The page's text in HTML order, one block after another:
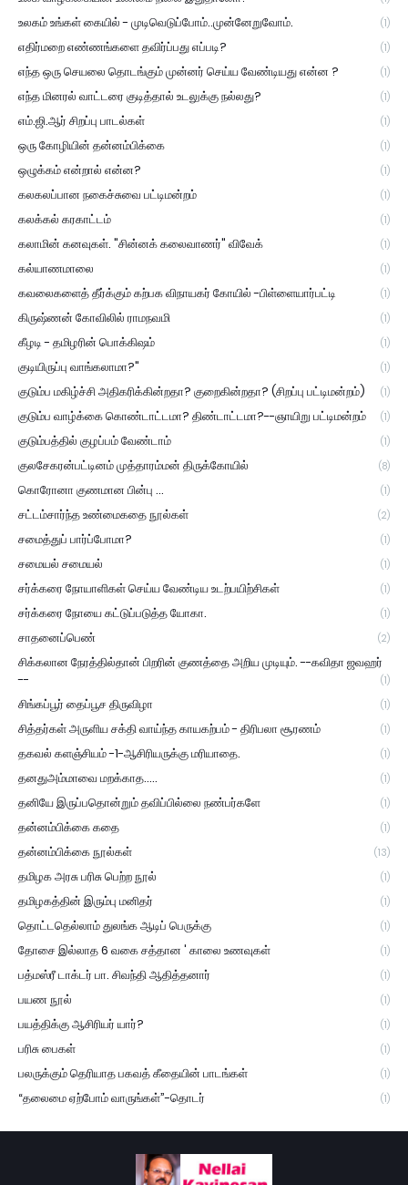
உலகம் உங்கள் கையில் - முடிவெடுப்போம்..முன்னேறுவோம். (1)
எதிர்மறை எண்ணங்களை தவிர்ப்பது எப்படி? (1)
எந்த ஒரு செயலை தொடங்கும் முன்னர் செய்ய வேண்டியது என்ன ? (1)
எந்த மினரல் வாட்டரை குடித்தால் உடலுக்கு நல்லது? (1)
எம்.ஜி.ஆர் சிறப்பு பாடல்கள் (1)
ஒரு கோழியின் தன்னம்பிக்கை (1)
ஒழுக்கம் என்றால் என்ன? (1)
கலகலப்பான நகைச்சுவை பட்டிமன்றம் (1)
கலக்கல் கரகாட்டம் (1)
கலாமின் கனவுகள். "சின்னக் கலைவாணர்" விவேக் (1)
கல்யாணமாலை (1)
கவலைகளைத் தீர்க்கும் கற்பக விநாயகர் கோயில் -பிள்ளையார்பட்டி (1)
கிருஷ்ணன் கோவிலில் ராமநவமி (1)
கீழடி - தமிழரின் பொக்கிஷம் (1)
குடியிருப்பு வாங்கலாமா?" (1)
குடும்ப மகிழ்ச்சி அதிகரிக்கின்றதா? குறைகின்றதா? (சிறப்பு பட்டிமன்றம்) (1)
குடும்ப வாழ்க்கை கொண்டாட்டமா? திண்டாட்டமா?--ஞாயிறு பட்டிமன்றம் (1)
குடும்பத்தில் குழப்பம் வேண்டாம் (1)
குலசேகரன்பட்டினம் முத்தாரம்மன் திருக்கோயில் (8)
கொரோனா குணமான பின்பு ... (1)
சட்டம்சார்ந்த உண்மைகதை நூல்கள் (2)
சமைத்துப் பார்ப்போமா? (1)
சமையல் சமையல் (1)
சர்க்கரை நோயாளிகள் செய்ய வேண்டிய உடற்பயிற்சிகள் (1)
சர்க்கரை நோயை கட்டுப்படுத்த யோகா. (1)
சாதனைப்பெண் (2)
சிக்கலான நேரத்தில்தான் பிறரின் குணத்தை அறிய முடியும். --கவிதா ஜவஹர்
--
(1)
சிங்கப்பூர் தைப்பூச திருவிழா (1)
சித்தர்கள் அருளிய சக்தி வாய்ந்த காயகற்பம் - திரிபலா சூரணம் (1)
தகவல் களஞ்சியம் -1-ஆசிரியருக்கு மரியாதை. (1)
தனதுஅம்மாவை மறக்காத..... (1)
தனியே இருப்பதொன்றும் தவிப்பில்லை நண்பர்களே (1)
தன்னம்பிக்கை கதை (1)
தன்னம்பிக்கை நூல்கள் (13)
தமிழக அரசு பரிசு பெற்ற நூல் (1)
தமிழகத்தின் இரும்பு மனிதர் (1)
தொட்டதெல்லாம் துலங்க ஆடிப் பெருக்கு (1)
தோசை இல்லாத 6 வகை சத்தான ' காலை உணவுகள் (1)
பத்மஸ்ரீ டாக்டர் பா. சிவந்தி ஆதித்தனார் (1)
பயண நூல் (1)
பயத்திக்கு ஆசிரியர் யார்? (1)
பரிசு பைகள் (1)
பலருக்கும் தெரியாத பகவத் கீதையின் பாடங்கள் (1)
“தலைமை ஏற்போம் வாருங்கள்”-தொடர் (1)